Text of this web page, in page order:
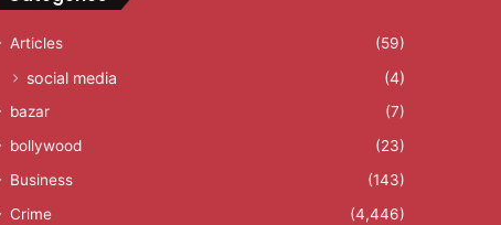
Articles (59)
social media (4)
bazar
(7)
bollywood
(23)
Business
(143)
Crime
(4,446)